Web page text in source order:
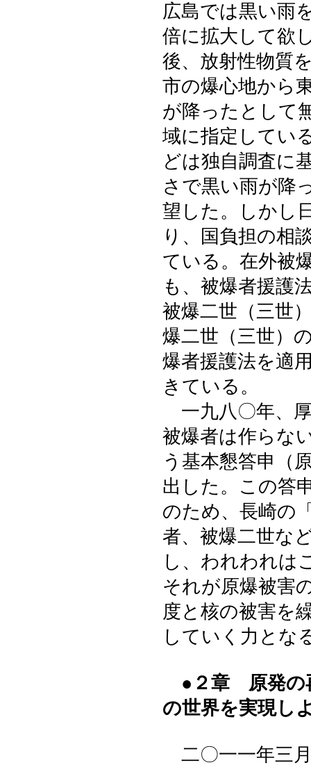
広島では黒い雨
倍に拡大して欲
後、放射性物質
市の爆心地から
が降ったとして
域に指定してい
どは独自調査に
さで黒い雨が降
望した。しかし
り、国負担の相
ている。在外被
も、被爆者援護
被爆二世（三世
爆二世（三世）
爆者援護法を適
きている。
一九八〇年、
被爆者は作らな
う基本懇答申（
出した。この答
のため、長崎の
者、被爆二世な
し、われわれは
それが原爆被害
度と核の被害を
していく力とな
●２章 原発の
の世界を実現し
二〇一一年三